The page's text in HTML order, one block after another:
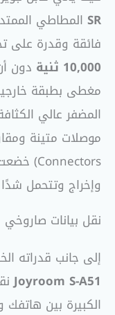
SR المطاطي
فائقة وقدرة على
10,000 ثنية
دون
مغطى بطبقة
المضفر عالي
وإخراج وتتحمل شدًا بوزن
نقل بيانات
إلى جانب قدراته
Joyroom S-A51
الكبيرة بين هاتفك